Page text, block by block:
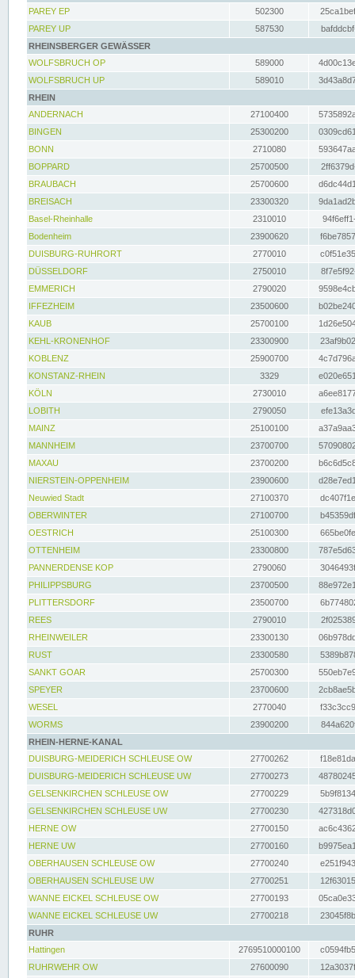
PAREY EP
502300
PAREY UP
587530
RHEINSBERGER GEWÄSSER
WOLFSBRUCH OP
589000
WOLFSBRUCH UP
589010
RHEIN
ANDERNACH
27100400
BINGEN
25300200
BONN
2710080
BOPPARD
25700500
BRAUBACH
25700600
BREISACH
23300320
Basel-Rheinhalle
2310010
Bodenheim
23900620
DUISBURG-RUHRORT
2770010
DÜSSELDORF
2750010
EMMERICH
2790020
IFFEZHEIM
23500600
KAUB
25700100
KEHL-KRONENHOF
23300900
KOBLENZ
25900700
KONSTANZ-RHEIN
3329
KÖLN
2730010
LOBITH
2790050
MAINZ
25100100
MANNHEIM
23700700
MAXAU
23700200
NIERSTEIN-OPPENHEIM
23900600
Neuwied Stadt
27100370
OBERWINTER
27100700
OESTRICH
25100300
OTTENHEIM
23300800
PANNERDENSE KOP
2790060
PHILIPPSBURG
23700500
PLITTERSDORF
23500700
REES
2790010
RHEINWEILER
23300130
RUST
23300580
SANKT GOAR
25700300
SPEYER
23700600
WESEL
2770040
WORMS
23900200
RHEIN-HERNE-KANAL
DUISBURG-MEIDERICH SCHLEUSE OW
27700262
DUISBURG-MEIDERICH SCHLEUSE UW
27700273
GELSENKIRCHEN SCHLEUSE OW
27700229
GELSENKIRCHEN SCHLEUSE UW
27700230
HERNE OW
27700150
HERNE UW
27700160
OBERHAUSEN SCHLEUSE OW
27700240
OBERHAUSEN SCHLEUSE UW
27700251
WANNE EICKEL SCHLEUSE OW
27700193
WANNE EICKEL SCHLEUSE UW
27700218
RUHR
Hattingen
2769510000100
RUHRWEHR OW
27600090